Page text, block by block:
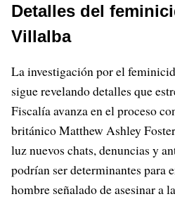
Detalles del
Villalba
La investigación por el
sigue revelando detalles que
Fiscalía avanza en el proceso
británico Matthew Ashley
luz nuevos chats, denuncias y
podrían ser determinantes para
hombre señalado de asesinar a